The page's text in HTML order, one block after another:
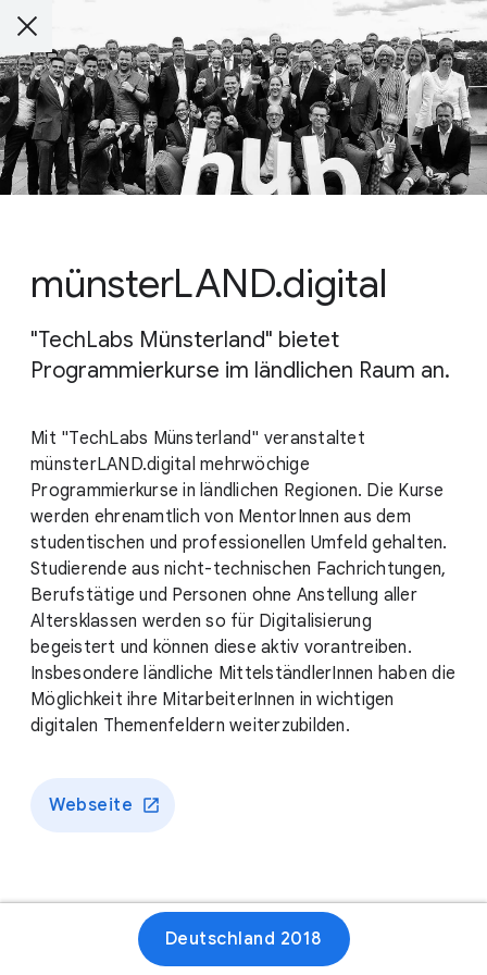
münsterLAND.digital
"TechLabs Münsterland" bietet
Programmierkurse im ländlichen Raum an.
Mit "TechLabs Münsterland" veranstaltet
münsterLAND.digital mehrwöchige
Programmierkurse in ländlichen Regionen. Die Kurse
werden ehrenamtlich von MentorInnen aus dem
studentischen und professionellen Umfeld gehalten.
Studierende aus nicht-technischen Fachrichtungen,
Berufstätige und Personen ohne Anstellung aller
Altersklassen werden so für Digitalisierung
begeistert und können diese aktiv vorantreiben.
Insbesondere ländliche MittelständlerInnen haben die
Möglichkeit ihre MitarbeiterInnen in wichtigen
digitalen Themenfeldern weiterzubilden.
Webseite
Deutschland 2018